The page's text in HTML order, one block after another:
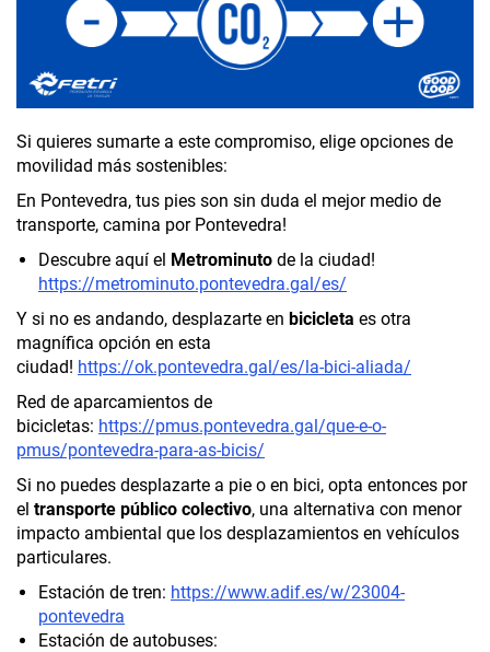
Si quieres sumarte a este compromiso, elige opciones de
movilidad más sostenibles:
En Pontevedra, tus pies son sin duda el mejor medio de
transporte, camina por Pontevedra!
Descubre aquí el Metrominuto de la ciudad!
https://metrominuto.pontevedra.gal/es/
Y si no es andando, desplazarte en bicicleta es otra
magnífica opción en esta
ciudad! https://ok.pontevedra.gal/es/la-bici-aliada/
Red de aparcamientos de
bicicletas: https://pmus.pontevedra.gal/que-e-o-
pmus/pontevedra-para-as-bicis/
Si no puedes desplazarte a pie o en bici, opta entonces por
el transporte público colectivo, una alternativa con menor
impacto ambiental que los desplazamientos en vehículos
particulares.
Estación de tren: https://www.adif.es/w/23004-
pontevedra
Estación de autobuses: